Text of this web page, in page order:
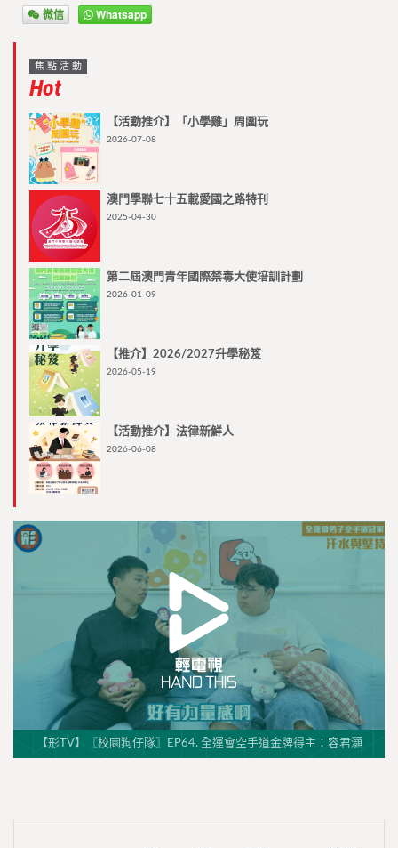
微信 Whatsapp
焦點活動
Hot
【活動推介】「小學雞」周圍玩
2026-07-08
澳門學聯七十五載愛國之路特刊
2025-04-30
第二屆澳門青年國際禁毒大使培訓計劃
2026-01-09
【推介】2026/2027升學秘笈
2026-05-19
【活動推介】法律新鮮人
2026-06-08
【形TV】〖校園狗仔隊〗EP64. 全運會空手道金牌得主：容君灝